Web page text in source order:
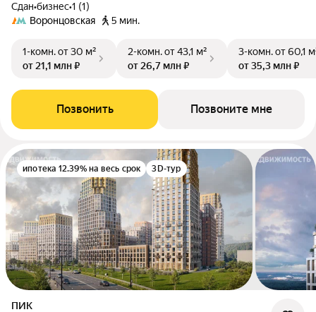
Сдан•бизнес•1 (1)
Воронцовская
5 мин.
1-комн.от 30 м²
от 21,1 млн ₽
2-комн.от 43,1 м²
от 26,7 млн ₽
3-комн.от 60,1
от 35,3 млн ₽
Позвонить Позвоните мне
ипотека 12.39% на весь срок 3D-тур
ПИК